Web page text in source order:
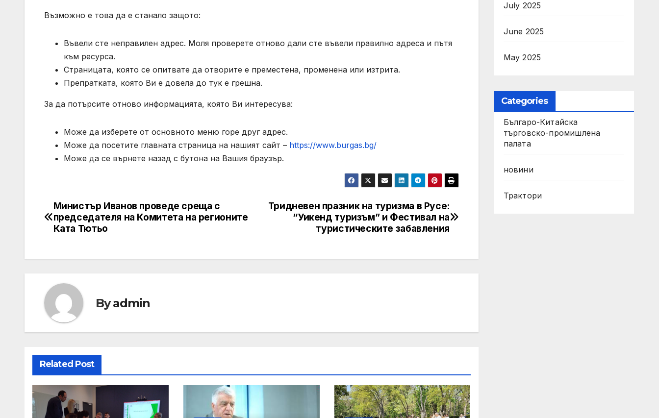
Възможно е това да е станало защото:
Въвели сте неправилен адрес. Моля проверете отново дали сте въвели правилно адреса и пътя
към ресурса.
Страницата, която се опитвате да отворите е преместена, променена или изтрита.
Препратката, която Ви е довела до тук е грешна.
За да потърсите отново информацията, която Ви интересува:
Може да изберете от основното меню горе друг адрес.
Може да посетите главната страница на нашият сайт – https://www.burgas.bg/
Може да се върнете назад с бутона на Вашия браузър.
Post
navigation
Тридневен празник на туризма в Русе:
“Уикенд туризъм” и Фестивал на
туристическите забавления
Министър Иванов проведе среща с
председателя на Комитета на регионите
Ката Тютьо
Byadmin
Related Post
July 2025
June 2025
May 2025
Categories
Българо-Китайска
търговско-промишлена
палата
новини
Трактори